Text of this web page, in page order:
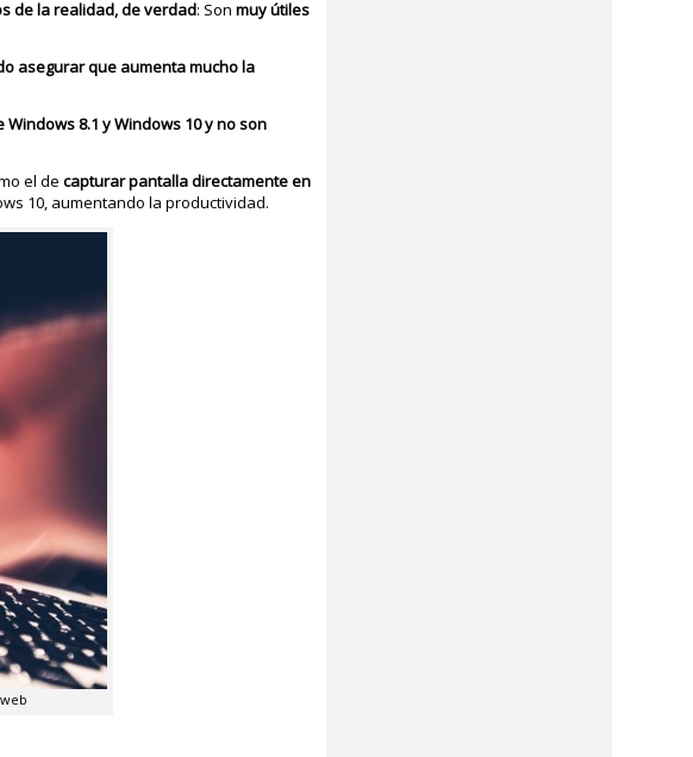
de la realidad, de verdad: Sonmuy útiles
asegurar que aumenta mucho la
8.1 y Windows 10 y no son
el decapturar pantalla directamente en
10, aumentando la productividad.